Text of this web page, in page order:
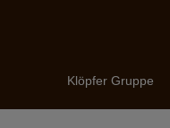
Klöpfer Gruppe